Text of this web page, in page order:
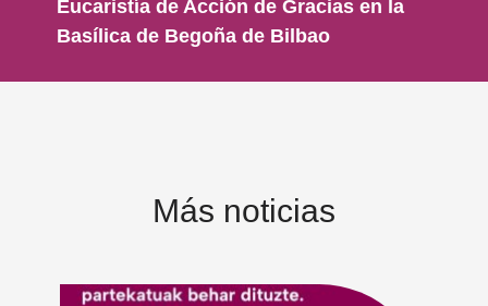
Eucaristía de Acción de Gracias en la
Basílica de Begoña de Bilbao
Más noticias